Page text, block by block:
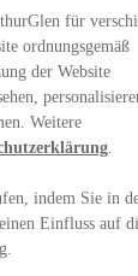
für
ordnungsgemäß
der Website
Weitere
.
indem Sie in
Einfluss auf